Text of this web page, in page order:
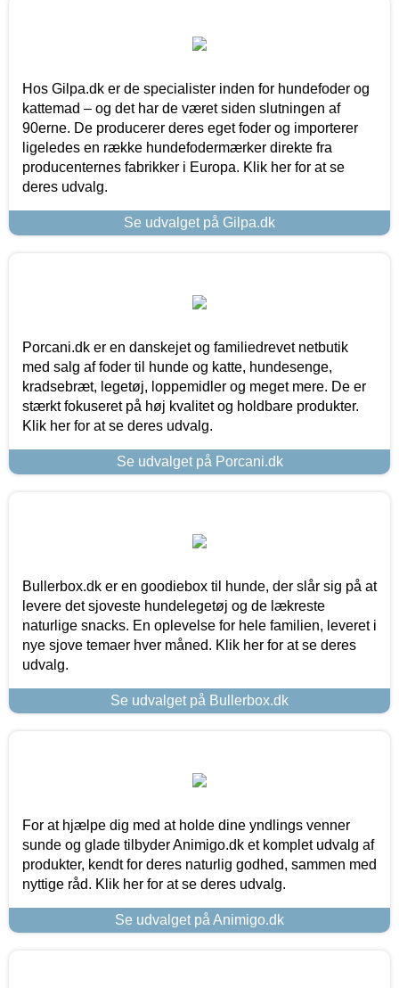
Hos Gilpa.dk er de specialister inden for hundefoder og
kattemad – og det har de været siden slutningen af
90erne. De producerer deres eget foder og importerer
ligeledes en række hundefodermærker direkte fra
producenternes fabrikker i Europa. Klik her for at se
deres udvalg.
Se udvalget på Gilpa.dk
Porcani.dk er en danskejet og familiedrevet netbutik
med salg af foder til hunde og katte, hundesenge,
kradsebræt, legetøj, loppemidler og meget mere. De er
stærkt fokuseret på høj kvalitet og holdbare produkter.
Klik her for at se deres udvalg.
Se udvalget på Porcani.dk
Bullerbox.dk er en goodiebox til hunde, der slår sig på at
levere det sjoveste hundelegetøj og de lækreste
naturlige snacks. En oplevelse for hele familien, leveret i
nye sjove temaer hver måned. Klik her for at se deres
udvalg.
Se udvalget på Bullerbox.dk
For at hjælpe dig med at holde dine yndlings venner
sunde og glade tilbyder Animigo.dk et komplet udvalg af
produkter, kendt for deres naturlig godhed, sammen med
nyttige råd. Klik her for at se deres udvalg.
Se udvalget på Animigo.dk